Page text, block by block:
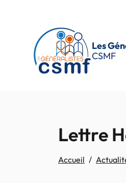
Les
CSMF
Lettre
Accueil